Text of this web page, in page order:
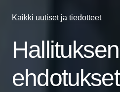
Kaikki uutiset ja tiedotteet
Hallituksen
ehdotukset